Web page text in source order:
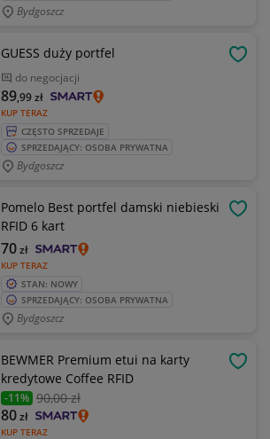
Bydgoszcz
GUESS duży portfel
do negocjacji
KUP TERAZ
89,99zł
CZĘSTO SPRZEDAJE
SPRZEDAJĄCY: OSOBA PRYWATNA
Bydgoszcz
Pomelo Best portfel damski niebieski
RFID 6 kart
KUP TERAZ
70zł
STAN: NOWY
SPRZEDAJĄCY: OSOBA PRYWATNA
Bydgoszcz
BEWMER Premium etui na karty
kredytowe Coffee RFID
-11% 90,00 zł
KUP TERAZ
80zł